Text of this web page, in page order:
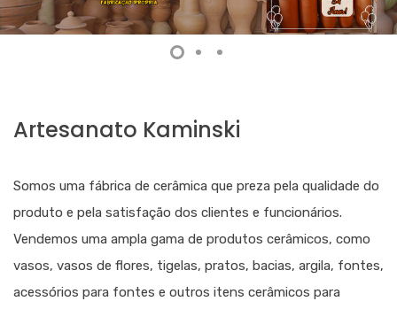
Artesanato Kaminski
Somos uma fábrica de cerâmica que preza pela qualidade do
produto e pela satisfação dos clientes e funcionários.
Vendemos uma ampla gama de produtos cerâmicos, como
vasos, vasos de flores, tigelas, pratos, bacias, argila, fontes,
acessórios para fontes e outros itens cerâmicos para